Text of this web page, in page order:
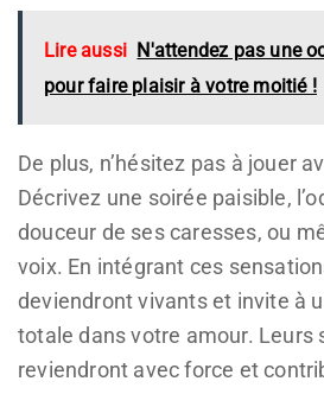
Lire aussi N'attendez pas une
pour faire plaisir à votre moitié !
De plus, n’hésitez pas à jouer
Décrivez une soirée paisible,
douceur de ses caresses, ou
voix. En intégrant ces
deviendront vivants et invite à
totale dans votre amour. Leurs
reviendront avec force et